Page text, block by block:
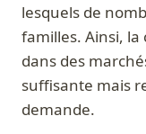
lesquels de
familles. Ainsi, la
dans des
suffisante mais
demande.